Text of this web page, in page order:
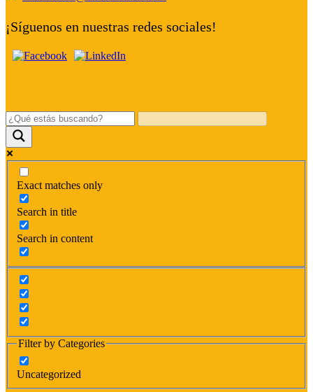
¡Síguenos en nuestras redes sociales!
Exact matches only
Search in title
Search in content
Filter by Categories
Uncategorized